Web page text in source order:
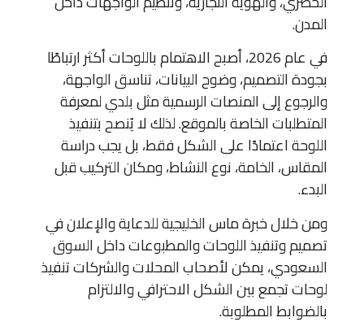
المدن.
في عام 2026، أصبح الاهتمام باللوحات أكثر ارتباطًا
بجودة التصميم، وضوح البيانات، تناسق الواجهة،
والرجوع إلى المنصات الرسمية مثل بلدي لمعرفة
المتطلبات الخاصة بالموقع. لذلك لا يُنصح بتنفيذ
اللوحة اعتمادًا على الشكل فقط، بل يجب دراسة
المقاس، الخامة، نوع النشاط، ومكان التركيب قبل
البدء.
ومن خلال خبرة ماس الخليجية للدعاية والإعلان في
تصميم وتنفيذ اللوحات والمطبوعات داخل السوق
السعودي، يمكن لأصحاب المحلات والشركات تنفيذ
لوحات تجمع بين الشكل الاحترافي والالتزام
بالضوابط المطلوبة.